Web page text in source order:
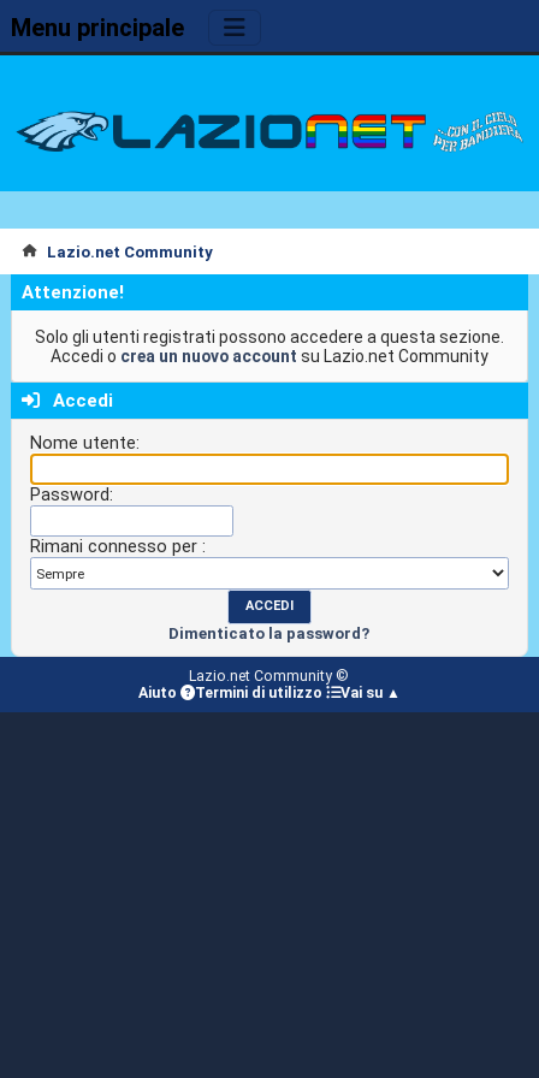
Menu principale
Lazio.net Community
Attenzione!
Solo gli utenti registrati possono accedere a questa sezione.
Accedi o crea un nuovo account su Lazio.net Community
Accedi
Nome utente:
Password:
Rimani connesso per :
Dimenticato la password?
Lazio.net Community ©
Aiuto
Termini di utilizzo Vai su ▲